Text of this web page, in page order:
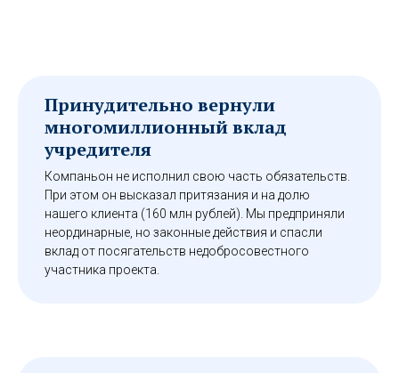
Принудительно вернули
многомиллионный вклад
учредителя
Компаньон не исполнил свою часть обязательств.
При этом он высказал притязания и на долю
нашего клиента (160 млн рублей). Мы предприняли
неординарные, но законные действия и спасли
вклад от посягательств недобросовестного
участника проекта.